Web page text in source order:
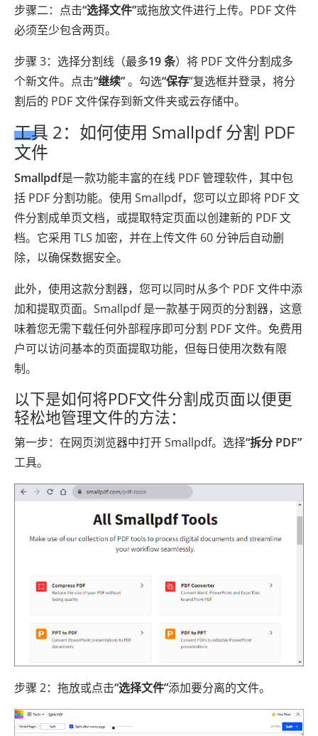
步骤二：点击“选择文件”或拖放文件进行上传。PDF 文件
必须至少包含两页。
步骤 3：选择分割线（最多19 条）将 PDF 文件分割成多
个新文件。点击“继续”。勾选“保存”复选框并登录，将分
割后的 PDF 文件保存到新文件夹或云存储中。
工具 2：如何使用 Smallpdf 分割 PDF
文件
Smallpdf是一款功能丰富的在线 PDF 管理软件，其中包
括 PDF 分割功能。使用 Smallpdf，您可以立即将 PDF 文
件分割成单页文档，或提取特定页面以创建新的 PDF 文
档。它采用 TLS 加密，并在上传文件 60 分钟后自动删
除，以确保数据安全。
此外，使用这款分割器，您可以同时从多个 PDF 文件中添
加和提取页面。Smallpdf 是一款基于网页的分割器，这意
味着您无需下载任何外部程序即可分割 PDF 文件。免费用
户可以访问基本的页面提取功能，但每日使用次数有限
制。
以下是如何将PDF文件分割成页面以便更
轻松地管理文件的方法：
第一步：在网页浏览器中打开 Smallpdf。选择“拆分 PDF”
工具。
步骤 2：拖放或点击“选择文件”添加要分离的文件。